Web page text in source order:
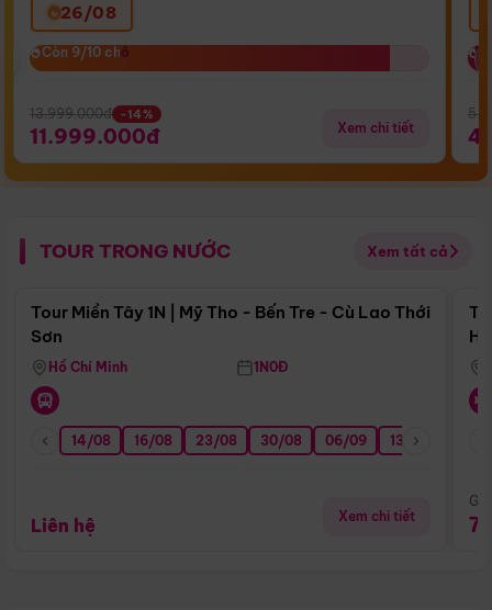
26/08
Còn 9/10 chỗ
Còn 9/10 chỗ
13.999.000đ -14%
11.999.000đ Xem chi tiết
TOUR TRONG NƯỚC Xem tất cả
Điểm nổi bật
Tour Miền Tây 1N | Mỹ Tho - Bến Tre - Cù Lao Thới
Sơn
Hồ Chí Minh 1N0Đ
14/08 16/08 23/08 30/08 06/09 13/09
Liên hệ Xem chi tiết